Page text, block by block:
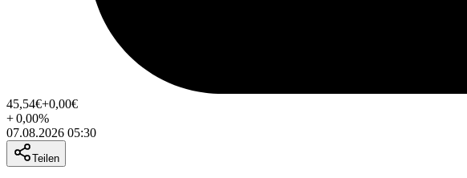
45,54€+0,00€
+0,00%
07.08.2026 05:30
Teilen